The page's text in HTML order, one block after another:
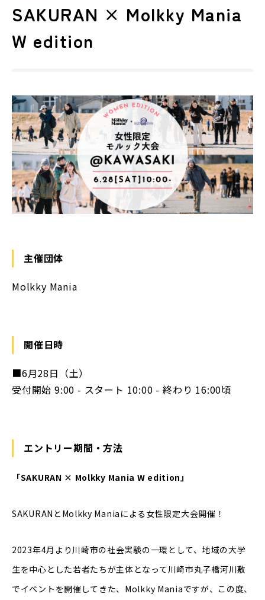
SAKURAN × Molkky Mania
W edition
主催団体
Molkky Mania
開催日時
■6月28日（土）
受付開始 9:00 - スタート 10:00 - 終わり 16:00頃
エントリー期間・方法
「SAKURAN × Molkky Mania W edition」
SAKURANとMolkky Maniaによる女性限定大会開催！
2023年4月より川崎市の社会実験の一環として、地域の大学
生を中心とした若者たちが主体となって川崎市丸子橋河川敷
でイベントを開催してきた、Molkky Maniaですが、この度、